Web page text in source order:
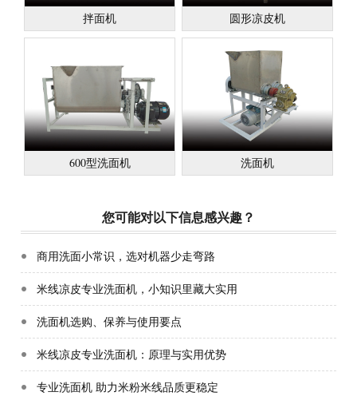
拌面机 圆形凉皮机
600型洗面机 洗面机
您可能对以下信息感兴趣？
商用洗面小常识，选对机器少走弯路
米线凉皮专业洗面机，小知识里藏大实用
洗面机选购、保养与使用要点
米线凉皮专业洗面机：原理与实用优势
专业洗面机 助力米粉米线品质更稳定